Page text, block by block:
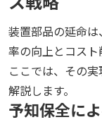
装置部品の延命
率の向上とコスト
ここでは、その
解説します。
予知保全に